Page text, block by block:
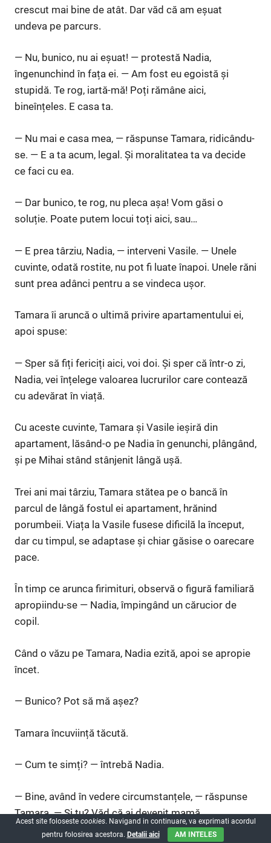
crescut mai bine de atât. Dar văd că am eșuat
undeva pe parcurs.
— Nu, bunico, nu ai eșuat! — protestă Nadia,
îngenunchind în fața ei. — Am fost eu egoistă și
stupidă. Te rog, iartă-mă! Poți rămâne aici,
bineînțeles. E casa ta.
— Nu mai e casa mea, — răspunse Tamara, ridicându-
se. — E a ta acum, legal. Și moralitatea ta va decide
ce faci cu ea.
— Dar bunico, te rog, nu pleca așa! Vom găsi o
soluție. Poate putem locui toți aici, sau…
— E prea târziu, Nadia, — interveni Vasile. — Unele
cuvinte, odată rostite, nu pot fi luate înapoi. Unele răni
sunt prea adânci pentru a se vindeca ușor.
Tamara îi aruncă o ultimă privire apartamentului ei,
apoi spuse:
— Sper să fiți fericiți aici, voi doi. Și sper că într-o zi,
Nadia, vei înțelege valoarea lucrurilor care contează
cu adevărat în viață.
Cu aceste cuvinte, Tamara și Vasile ieșiră din
apartament, lăsând-o pe Nadia în genunchi, plângând,
și pe Mihai stând stânjenit lângă ușă.
Trei ani mai târziu, Tamara stătea pe o bancă în
parcul de lângă fostul ei apartament, hrănind
porumbeii. Viața la Vasile fusese dificilă la început,
dar cu timpul, se adaptase și chiar găsise o oarecare
pace.
În timp ce arunca firimituri, observă o figură familiară
apropiindu-se — Nadia, împingând un cărucior de
copil.
Când o văzu pe Tamara, Nadia ezită, apoi se apropie
încet.
— Bunico? Pot să mă așez?
Tamara încuviință tăcută.
— Cum te simți? — întrebă Nadia.
— Bine, având în vedere circumstanțele, — răspunse
Tamara. — Și tu? Văd că ai devenit mamă.
Acest site foloseste cookies. Navigand in continuare, va exprimati acordul
pentru folosirea acestora. Detalii aici AM INTELES